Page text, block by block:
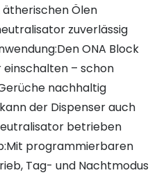
ätherischen Ölen
zuverlässig
ONA Block
einschalten – schon
nachhaltig
der Dispenser auch
betrieben
programmierbaren
Tag- und Nachtmodus